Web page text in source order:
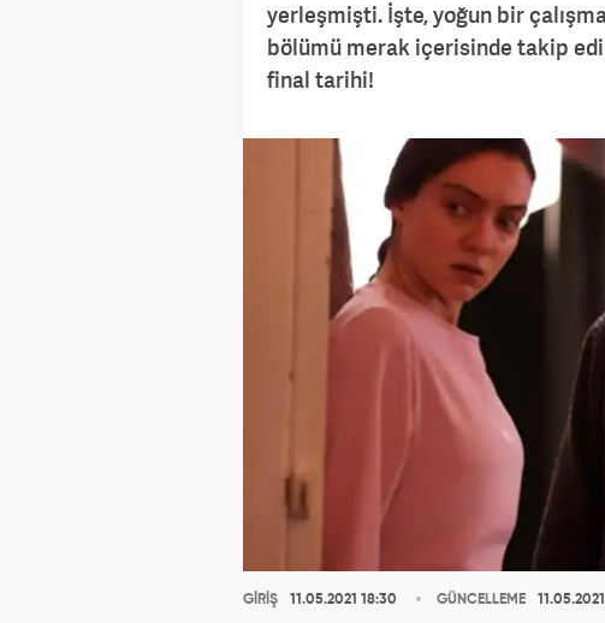
yerleşmişti. İşte, yoğun bir
bölümü merak içerisinde takip
final tarihi!
GİRİŞ 11.05.2021 18:30 GÜNCELLEME